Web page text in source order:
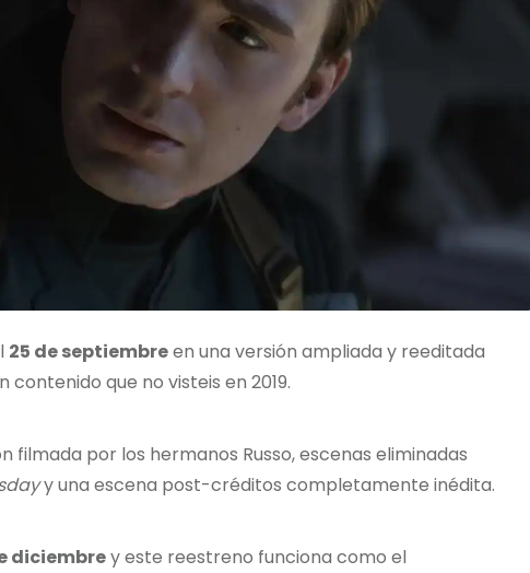
25 de septiembreen una versión ampliada y reeditada
contenido que no visteis en 2019.
filmada por los hermanos Russo, escenas eliminadas
y una escena post-créditos completamente inédita.
diciembrey este reestreno funciona como el